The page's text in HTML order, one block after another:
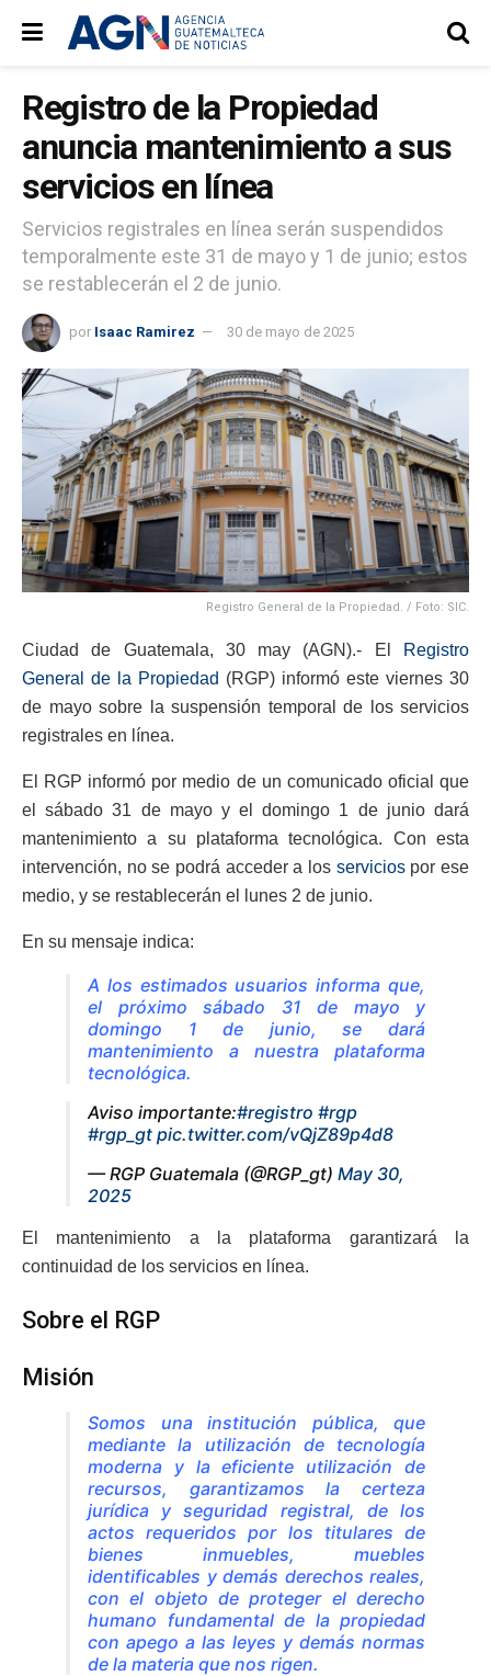
Registro de la Propiedad
anuncia mantenimiento a sus
servicios en línea
Servicios registrales en línea serán suspendidos
temporalmente este 31 de mayo y 1 de junio; estos
se restablecerán el 2 de junio.
por Isaac Ramirez 30 de mayo de 2025
Registro General de la Propiedad. / Foto: SIC.
Ciudad de Guatemala, 30 may (AGN).- El
Registro
General de la Propiedad (RGP) informó este viernes 30
de mayo sobre la suspensión temporal de los servicios
registrales en línea.
El RGP informó por medio de un comunicado oficial que
el sábado 31 de mayo y el domingo 1 de junio dará
mantenimiento a su plataforma tecnológica. Con esta
intervención, no se podrá acceder a los serviciospor ese
medio, y se restablecerán el lunes 2 de junio.
En su mensaje indica:
A los estimados usuarios informa que,
el próximo sábado 31 de mayo y
domingo 1 de junio, se dará
mantenimiento a nuestra plataforma
tecnológica.
Aviso importante:#registro #rgp
#rgp_gt pic.twitter.com/vQjZ89p4d8
— RGP Guatemala (@RGP_gt) May 30,
2025
El mantenimiento a la plataforma garantizará la
continuidad de los servicios en línea.
Sobre el RGP
Misión
Somos una institución pública, que
mediante la utilización de tecnología
moderna y la eficiente utilización de
recursos, garantizamos la certeza
jurídica y seguridad registral, de los
actos requeridos por los titulares de
bienes inmuebles, muebles
identificables y demás derechos reales,
con el objeto de proteger el derecho
humano fundamental de la propiedad
con apego a las leyes y demás normas
de la materia que nos rigen.